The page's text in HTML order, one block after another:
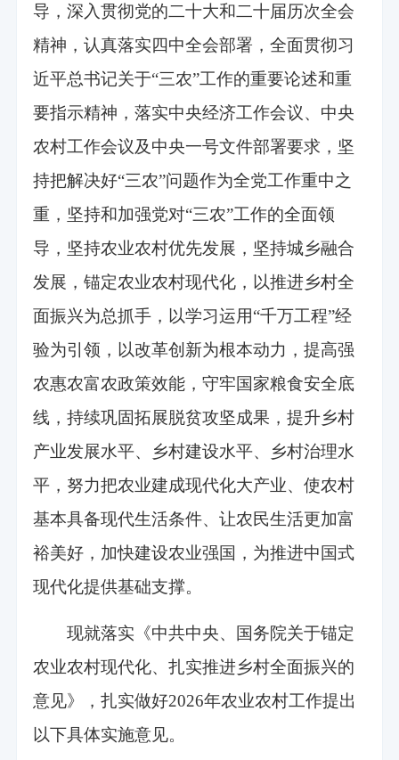
导，深入贯彻党的二十大和二十届历次全会
精神，认真落实四中全会部署，全面贯彻习
近平总书记关于“三农”工作的重要论述和重
要指示精神，落实中央经济工作会议、中央
农村工作会议及中央一号文件部署要求，坚
持把解决好“三农”问题作为全党工作重中之
重，坚持和加强党对“三农”工作的全面领
导，坚持农业农村优先发展，坚持城乡融合
发展，锚定农业农村现代化，以推进乡村全
面振兴为总抓手，以学习运用“千万工程”经
验为引领，以改革创新为根本动力，提高强
农惠农富农政策效能，守牢国家粮食安全底
线，持续巩固拓展脱贫攻坚成果，提升乡村
产业发展水平、乡村建设水平、乡村治理水
平，努力把农业建成现代化大产业、使农村
基本具备现代生活条件、让农民生活更加富
裕美好，加快建设农业强国，为推进中国式
现代化提供基础支撑。
现就落实《中共中央、国务院关于锚定
农业农村现代化、扎实推进乡村全面振兴的
意见》，扎实做好2026年农业农村工作提出
以下具体实施意见。